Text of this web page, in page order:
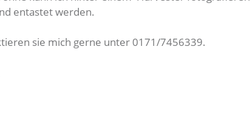
entastet werden.
sie mich gerne unter 0171/7456339.